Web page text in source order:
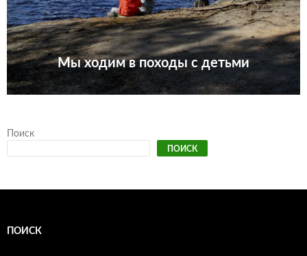
Мы ходим в походы с детьми
Поиск
ПОИСК
ПОИСК